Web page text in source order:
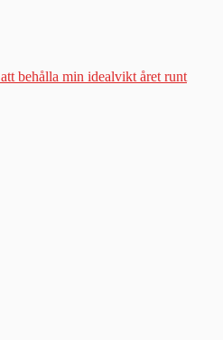
behålla min idealvikt året runt